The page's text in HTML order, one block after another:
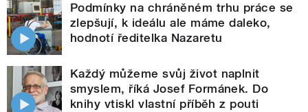
Podmínky na chráněném trhu práce se
zlepšují, k ideálu ale máme daleko,
hodnotí ředitelka Nazaretu
Každý můžeme svůj život naplnit
smyslem, říká Josef Formánek. Do
knihy vtiskl vlastní příběh z pouti